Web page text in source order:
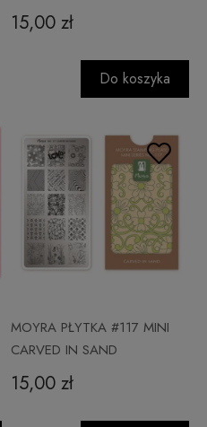
15,00 zł
Do koszyka
MOYRA PŁYTKA #117 MINI
CARVED IN SAND
15,00 zł